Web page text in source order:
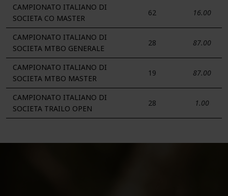
CAMPIONATO ITALIANO DI
SOCIETA CO MASTER
62 16.00
CAMPIONATO ITALIANO DI
SOCIETA MTBO GENERALE
28 87.00
CAMPIONATO ITALIANO DI
SOCIETA MTBO MASTER
19 87.00
CAMPIONATO ITALIANO DI
SOCIETA TRAILO OPEN
28 1.00